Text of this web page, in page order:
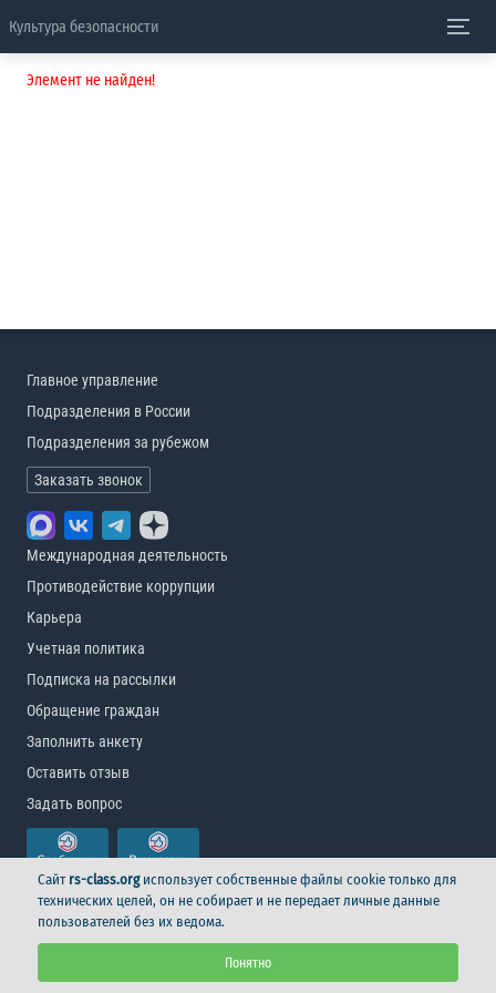
Культура безопасности
Элемент не найден!
Главное управление
Подразделения в России
Подразделения за рубежом
Заказать звонок
Международная деятельность
Противодействие коррупции
Карьера
Учетная политика
Подписка на рассылки
Обращение граждан
Заполнить анкету
Оставить отзыв
Задать вопрос
© Российский морской регистр судоходства, 2026
Логотип
Сайт rs-class.orgиспользует собственные файлы cookie только для
технических целей, он не собирает и не передает личные данные
пользователей без их ведома.
Понятно